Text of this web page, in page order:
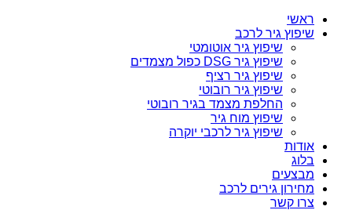
ראשי
שיפוץ גיר לרכב
שיפוץ גיר אוטומטי
שיפוץ גיר DSG כפול מצמדים
שיפוץ גיר רציף
שיפוץ גיר רובוטי
החלפת מצמד בגיר רובוטי
שיפוץ מוח גיר
שיפוץ גיר לרכבי יוקרה
אודות
בלוג
מבצעים
מחירון גירים לרכב
צרו קשר